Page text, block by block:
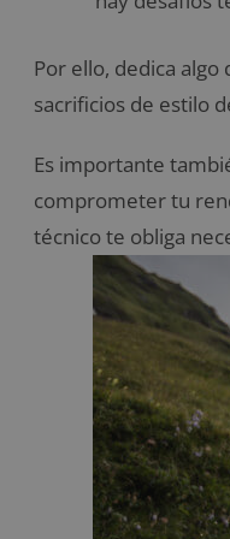
Por ello, dedica
sacrificios de estilo
Es importante
comprometer tu
técnico te obliga